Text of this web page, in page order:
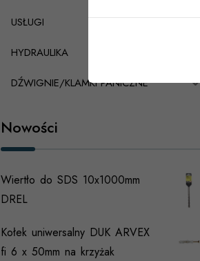
USŁUGI
HYDRAULIKA
DŹWIGNIE/KLAMKI PANICZNE
Nowości
Wiertło do SDS 10x1000mm
DREL
Kołek uniwersalny DUK ARVEX
fi 6 x 50mm na krzyżak